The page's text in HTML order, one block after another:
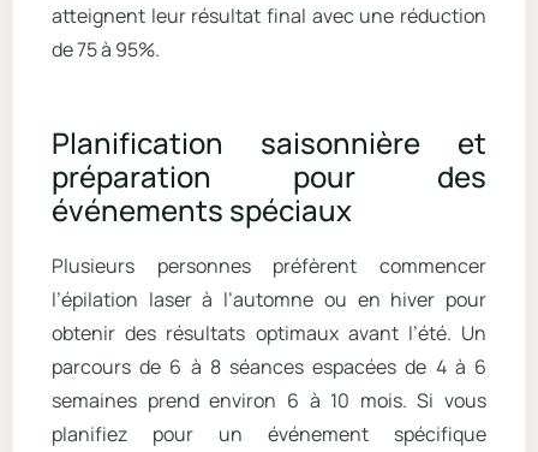
atteignent leur résultat final avec une réduction
de 75 à 95%.
Planification saisonnière et
préparation pour des
événements spéciaux
Plusieurs personnes préfèrent commencer
l’épilation laser à l’automne ou en hiver pour
obtenir des résultats optimaux avant l’été. Un
parcours de 6 à 8 séances espacées de 4 à 6
semaines prend environ 6 à 10 mois. Si vous
planifiez pour un événement spécifique